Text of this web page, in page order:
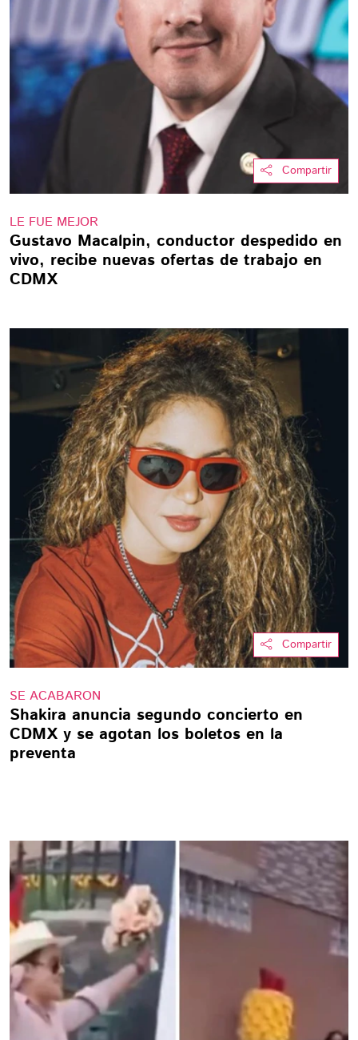
Compartir
LE FUE MEJOR
Gustavo Macalpin, conductor despedido en
vivo, recibe nuevas ofertas de trabajo en
CDMX
Compartir
SE ACABARON
Shakira anuncia segundo concierto en
CDMX y se agotan los boletos en la
preventa